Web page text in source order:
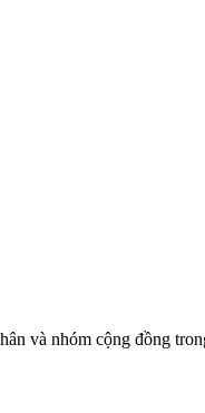
và nhóm cộng đồng